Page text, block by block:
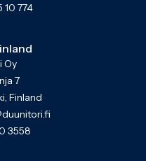
10 774
Oy
7
Finland
3558